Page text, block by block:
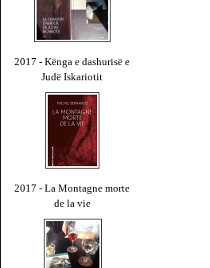
2017 - Kënga e dashurisë e
Judë Iskariotit
2017 - La Montagne morte
de la vie